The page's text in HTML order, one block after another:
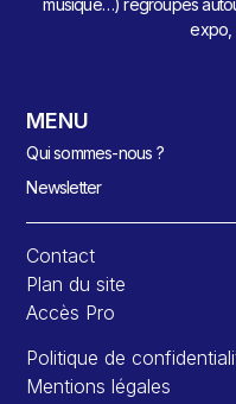
musique…) regroupés
expo,
MENU
Qui sommes-nous ?
Newsletter
Contact
Plan du site
Accès Pro
Politique de
Mentions légales